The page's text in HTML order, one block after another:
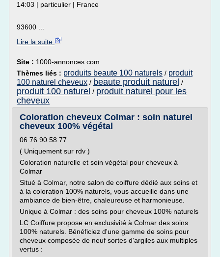
14:03 | particulier | France
93600 ...
Lire la suite
Site : 1000-annonces.com
Thèmes liés : produits beaute 100 naturels / produit
100 naturel cheveux / beaute produit naturel /
produit 100 naturel / produit naturel pour les
cheveux
Coloration cheveux Colmar : soin naturel
cheveux 100% végétal
06 76 90 58 77
( Uniquement sur rdv )
Coloration naturelle et soin végétal pour cheveux à
Colmar
Situé à Colmar, notre salon de coiffure dédié aux soins et
à la coloration 100% naturels, vous accueille dans une
ambiance de bien-être, chaleureuse et harmonieuse.
Unique à Colmar : des soins pour cheveux 100% naturels
LC Coiffure propose en exclusivité à Colmar des soins
100% naturels. Bénéficiez d'une gamme de soins pour
cheveux composée de neuf sortes d'argiles aux multiples
vertus :